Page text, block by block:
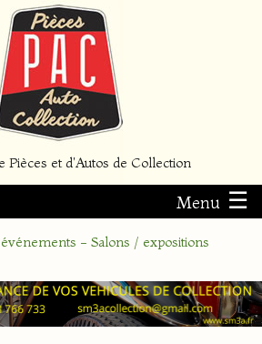
Pièces et d'Autos de Collection
Menu ☰
- Salons / expositions